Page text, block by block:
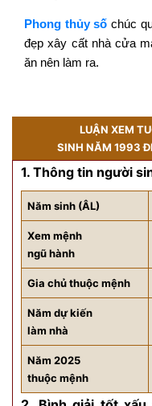
Phong thủy số chúc
đẹp xây cất nhà cửa
ăn nên làm ra.
LUẬN XEM
SINH NĂM 1993
1. Thông tin người
Năm sinh (ÂL)
Xem mệnh
ngũ hành
Gia chủ thuộc mệnh
Năm dự kiến
làm nhà
Năm 2025
thuộc mệnh